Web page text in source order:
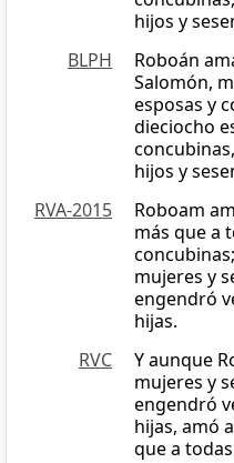
hijos y
BLPH
Roboán
Salomón,
esposas y
dieciocho
hijos y
RVA-2015
Roboam
más que a
mujeres y
engendró
hijas.
RVC
Y aunque
mujeres y
engendró
hijas, amó
que a